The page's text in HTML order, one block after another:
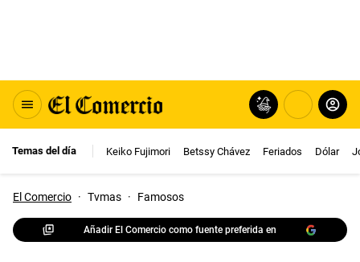
Temas del día Keiko Fujimori Betssy Chávez Feriados Dólar
El Comercio · Tvmas · Famosos
Añadir El Comercio como fuente preferida en